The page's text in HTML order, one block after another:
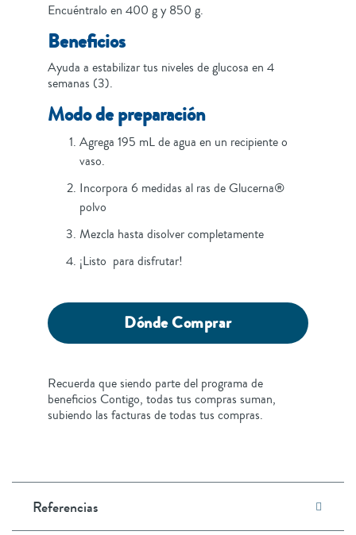
Encuéntralo en 400 g y 850 g.
Beneficios
Ayuda a estabilizar tus niveles de glucosa en 4
semanas (3).
Modo de preparación
Agrega 195 mL de agua en un recipiente o
vaso.
Incorpora 6 medidas al ras de Glucerna®
polvo
Mezcla hasta disolver completamente
¡Listo para disfrutar!
Dónde Comprar
Recuerda que siendo parte del programa de
beneficios Contigo, todas tus compras suman,
subiendo las facturas de todas tus compras.
Referencias